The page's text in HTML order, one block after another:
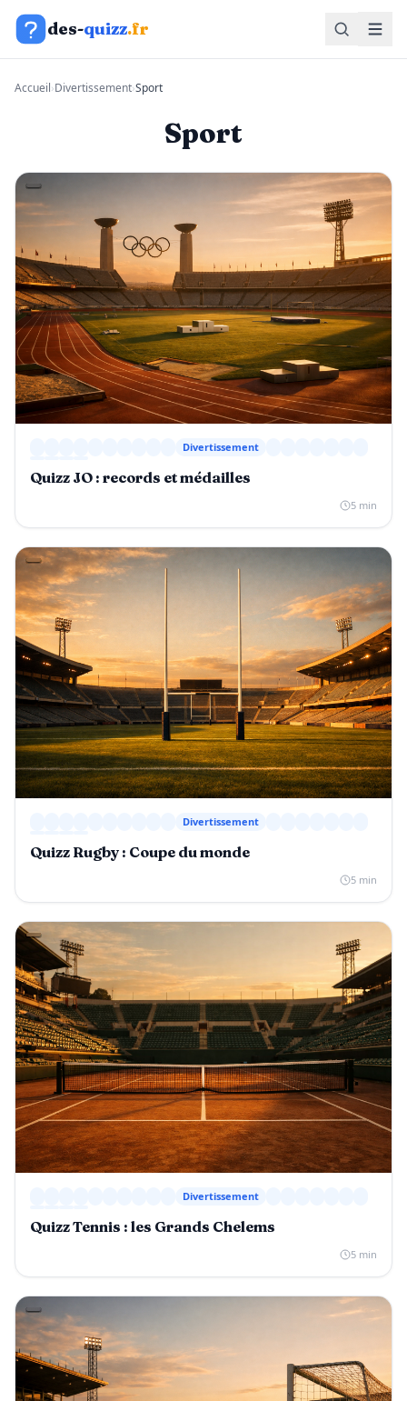
Aller au contenu
des-quizz.fr
Accueil›Divertissement›Sport
Sport
Divertissement
Quizz JO : records et médailles
5 min
Divertissement
Quizz Rugby : Coupe du monde
5 min
Divertissement
Quizz Tennis : les Grands Chelems
5 min